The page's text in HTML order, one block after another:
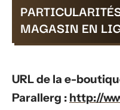
MAGASIN EN
URL de la e-
Parallerg : http://